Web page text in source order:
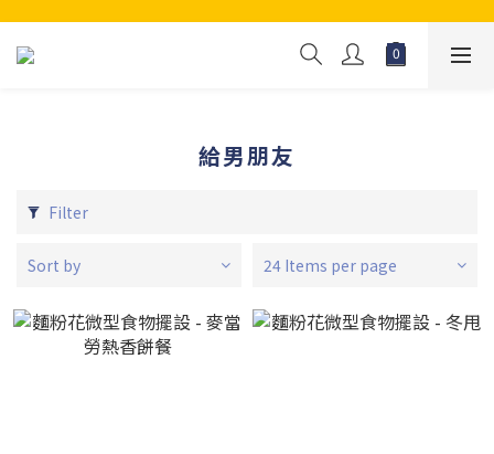
給男朋友
Filter
Sort by 24 Items per page